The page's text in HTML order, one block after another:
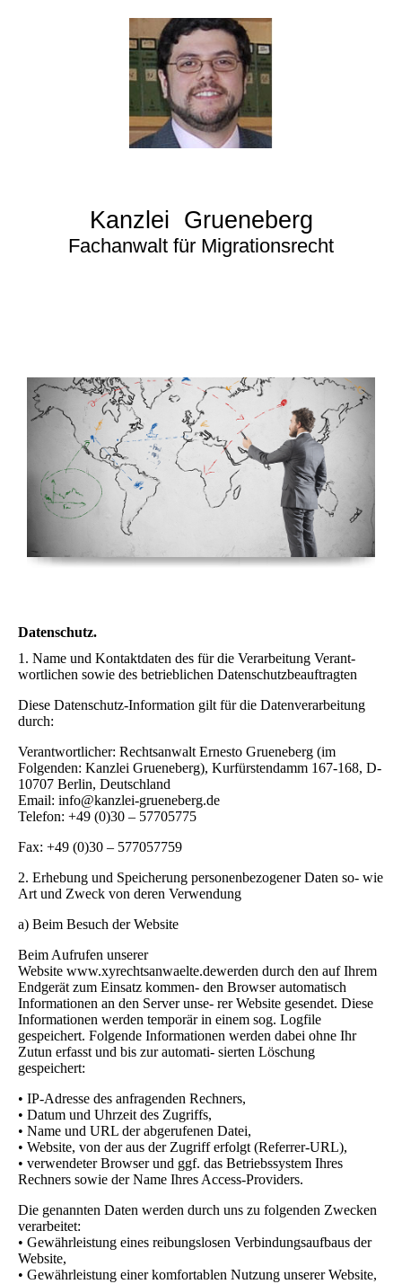
Kanzlei Grueneberg
Fachanwalt für Migrationsrecht
Datenschutz.
1. Name und Kontaktdaten des für die Verarbeitung Verant-
wortlichen sowie des betrieblichen Datenschutzbeauftragten
Diese Datenschutz-Information gilt für die Datenverarbeitung
durch:
Verantwortlicher: Rechtsanwalt Ernesto Grueneberg (im
Folgenden: Kanzlei Grueneberg), Kurfürstendamm 167-168, D-
10707 Berlin, Deutschland
Email: info@kanzlei-grueneberg.de
Telefon: +49 (0)30 – 57705775
Fax: +49 (0)30 – 577057759
2. Erhebung und Speicherung personenbezogener Daten so- wie
Art und Zweck von deren Verwendung
a) Beim Besuch der Website
Beim Aufrufen unserer
Website www.xyrechtsanwaelte.dewerden durch den auf Ihrem
Endgerät zum Einsatz kommen- den Browser automatisch
Informationen an den Server unse- rer Website gesendet. Diese
Informationen werden temporär in einem sog. Logfile
gespeichert. Folgende Informationen werden dabei ohne Ihr
Zutun erfasst und bis zur automati- sierten Löschung
gespeichert:
• IP-Adresse des anfragenden Rechners,
• Datum und Uhrzeit des Zugriffs,
• Name und URL der abgerufenen Datei,
• Website, von der aus der Zugriff erfolgt (Referrer-URL),
• verwendeter Browser und ggf. das Betriebssystem Ihres
Rechners sowie der Name Ihres Access-Providers.
Die genannten Daten werden durch uns zu folgenden Zwecken
verarbeitet:
• Gewährleistung eines reibungslosen Verbindungsaufbaus der
Website,
• Gewährleistung einer komfortablen Nutzung unserer Website,